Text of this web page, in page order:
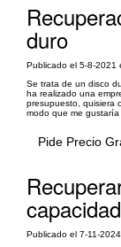
duro
Publicado el 5-8-2021
Se trata de un disco
ha realizado una
presupuesto, quisiera
modo que me
Pide Precio
Publicado el 7-11-